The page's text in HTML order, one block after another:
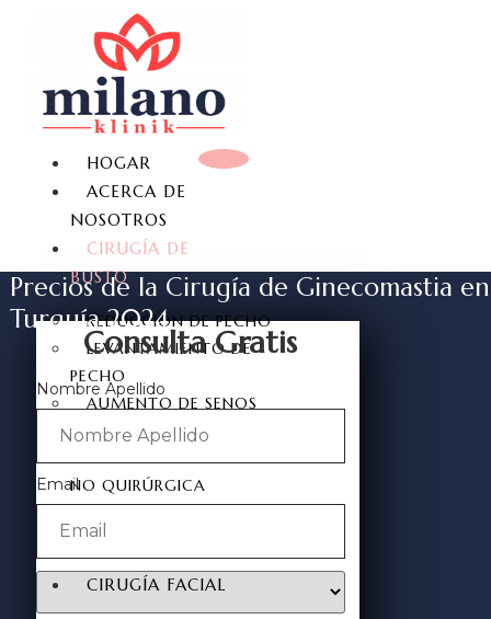
HOGAR
ACERCA DE
NOSOTROS
CIRUGÍA DE
BUSTO
REDUCCIÓN DE PECHO
LEVANTAMIENTO DE
PECHO
AUMENTO DE SENOS
IMPLANTE DE SENO
AMPLIACIÓN DE MAMAS
NO QUIRÚRGICA
GINECOMASTIA
CIRUGÍA FACIAL
Precios de la Cirugía de Ginecomastia en
Turquía 2024
Consulta Gratis
Nombre Apellido
Email